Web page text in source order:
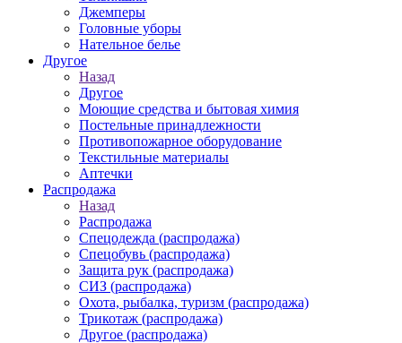
Джемперы
Головные уборы
Нательное белье
Другое
Назад
Другое
Моющие средства и бытовая химия
Постельные принадлежности
Противопожарное оборудование
Текстильные материалы
Аптечки
Распродажа
Назад
Распродажа
Спецодежда (распродажа)
Спецобувь (распродажа)
Защита рук (распродажа)
СИЗ (распродажа)
Охота, рыбалка, туризм (распродажа)
Трикотаж (распродажа)
Другое (распродажа)